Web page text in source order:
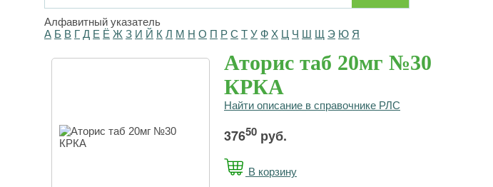
Алфавитный указатель
А Б В Г Д Е Ё Ж З И Й К Л М Н О П Р С Т У Ф Х Ц Ч Ш Щ Э Ю Я
Аторис таб 20мг №30
КРКА
Найти описание в справочнике РЛС
37650 руб.
В корзину